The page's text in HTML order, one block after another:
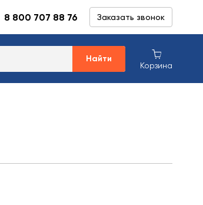
8 800 707 88 76 Заказать звонок
Найти
Корзина